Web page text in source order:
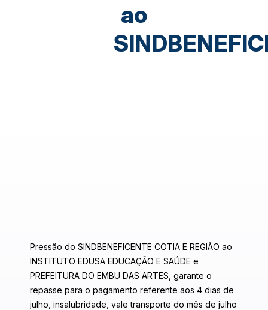
ao
Pressão do SINDBENEFICENTE COTIA E REGIÃO ao
INSTITUTO EDUSA EDUCAÇÃO E SAÚDE e
PREFEITURA DO EMBU DAS ARTES, garante o
repasse para o pagamento referente aos 4 dias de
julho, insalubridade, vale transporte do mês de julho